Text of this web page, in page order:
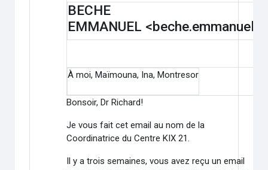
BECHE
EMMANUEL <
Àmoi,Maïmouna, Ina,Montresor
Bonsoir, Dr Richard!
Je vous fait cet email au nom de la
Coordinatrice du Centre KIX 21.
Il y a trois semaines, vous avez reçu un email